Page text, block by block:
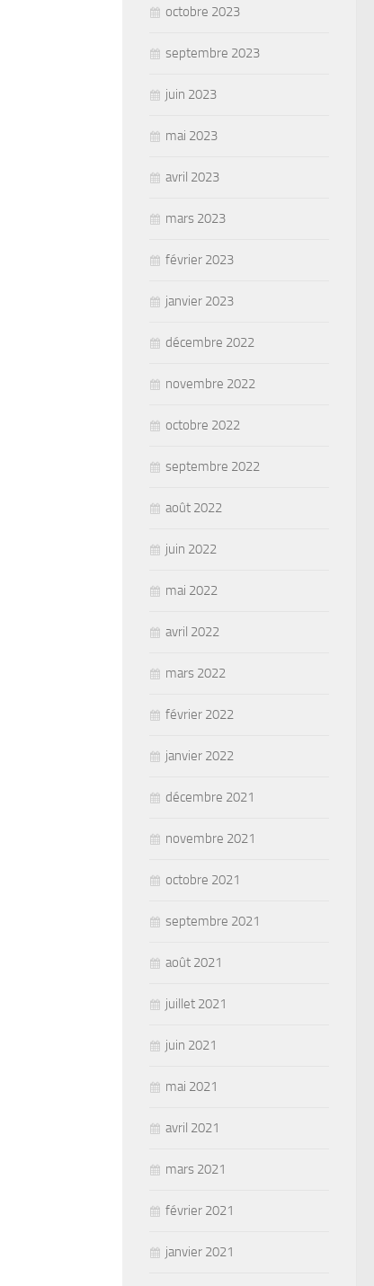
octobre 2023
septembre 2023
juin 2023
mai 2023
avril 2023
mars 2023
février 2023
janvier 2023
décembre 2022
novembre 2022
octobre 2022
septembre 2022
août 2022
juin 2022
mai 2022
avril 2022
mars 2022
février 2022
janvier 2022
décembre 2021
novembre 2021
octobre 2021
septembre 2021
août 2021
juillet 2021
juin 2021
mai 2021
avril 2021
mars 2021
février 2021
janvier 2021